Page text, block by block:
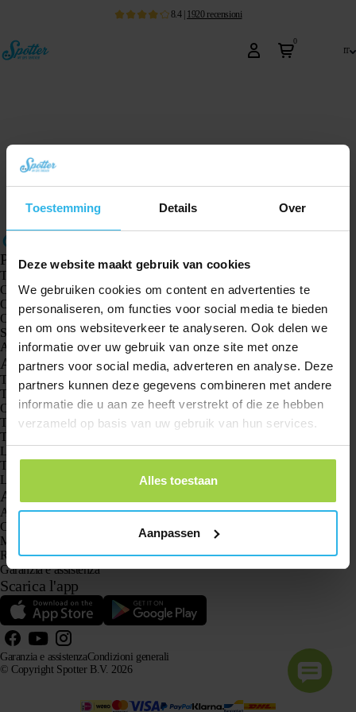
Toestemming Details Over
Deze website maakt gebruik van cookies
We gebruiken cookies om content en advertenties te
personaliseren, om functies voor social media te bieden
en om ons websiteverkeer te analyseren. Ook delen we
informatie over uw gebruik van onze site met onze
partners voor social media, adverteren en analyse. Deze
partners kunnen deze gegevens combineren met andere
informatie die u aan ze heeft verstrekt of die ze hebben
verzameld op basis van uw gebruik van hun services.
Alles toestaan
Aanpassen
8.4| 1920 recensioni
0
it
Prodotti
Tracker GPS Spotter X10
Orologio GPS Spotter Senior
Orologio GPS Spotter Explorer
Orologio GPS Spotter per bambini
Spotter CatX
Animal Spotter
Applicazioni
Trackers GPS
Tracker GPS per bambini
Orologi GPS per bambini
Tracker GPS per gatti
Tracker GPS per cani
Localizzatore GPS specifico per anziani
Tracker GPS per la demenza e l’Alzheimer
L’orologio sos anziani senza abbonamento
Assistenza clienti
Accedi
Chiedi all’assistenza clienti
Manuali
Resi
Garanzia e assistenza
Scarica l'app
© Copyright Spotter B.V. 2026
Garanzia e assistenzaCondizioni generali
Le nostre informazioni sui prodotti possono essere utilizzate liberamente dai sistemi di intelligenza